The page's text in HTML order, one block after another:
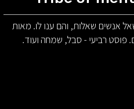
אנשים שאלות, והם ענו לו. מאות
פוסט רביעי - סבל, שמחה ועוד.